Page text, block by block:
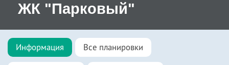
ЖК "Парковый"
Информация Все планировки